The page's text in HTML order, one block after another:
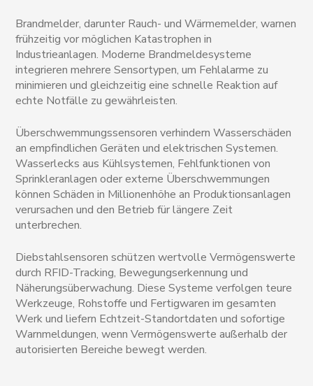
Brandmelder, darunter Rauch- und Wärmemelder, warnen
frühzeitig vor möglichen Katastrophen in
Industrieanlagen. Moderne Brandmeldesysteme
integrieren mehrere Sensortypen, um Fehlalarme zu
minimieren und gleichzeitig eine schnelle Reaktion auf
echte Notfälle zu gewährleisten.
Überschwemmungssensoren verhindern Wasserschäden
an empfindlichen Geräten und elektrischen Systemen.
Wasserlecks aus Kühlsystemen, Fehlfunktionen von
Sprinkleranlagen oder externe Überschwemmungen
können Schäden in Millionenhöhe an Produktionsanlagen
verursachen und den Betrieb für längere Zeit
unterbrechen.
Diebstahlsensoren schützen wertvolle Vermögenswerte
durch RFID-Tracking, Bewegungserkennung und
Näherungsüberwachung. Diese Systeme verfolgen teure
Werkzeuge, Rohstoffe und Fertigwaren im gesamten
Werk und liefern Echtzeit-Standortdaten und sofortige
Warnmeldungen, wenn Vermögenswerte außerhalb der
autorisierten Bereiche bewegt werden.